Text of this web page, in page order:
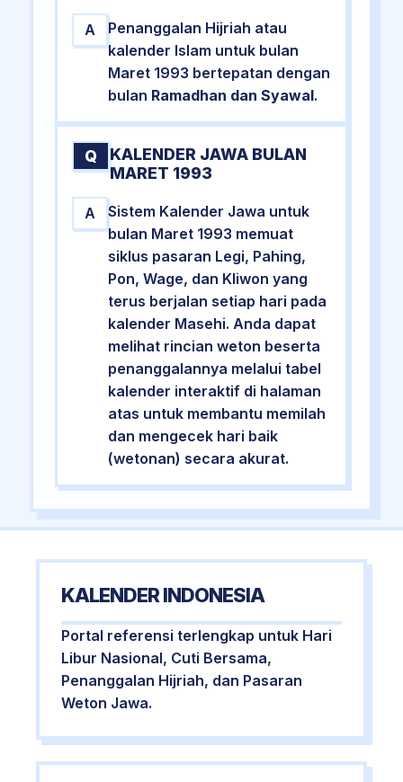
A
Penanggalan Hijriah atau
kalender Islam untuk bulan
Maret 1993 bertepatan dengan
bulan Ramadhan dan Syawal.
Q
KALENDER JAWA BULAN
MARET 1993
A
Sistem Kalender Jawa untuk
bulan Maret 1993 memuat
siklus pasaran Legi, Pahing,
Pon, Wage, dan Kliwon yang
terus berjalan setiap hari pada
kalender Masehi. Anda dapat
melihat rincian weton beserta
penanggalannya melalui tabel
kalender interaktif di halaman
atas untuk membantu memilah
dan mengecek hari baik
(wetonan) secara akurat.
KALENDER INDONESIA
Portal referensi terlengkap untuk Hari
Libur Nasional, Cuti Bersama,
Penanggalan Hijriah, dan Pasaran
Weton Jawa.